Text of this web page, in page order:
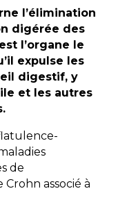
l’élimination
digérée des
l’organe le
expulse les
digestif, y
et les autres
de
Crohn associé à